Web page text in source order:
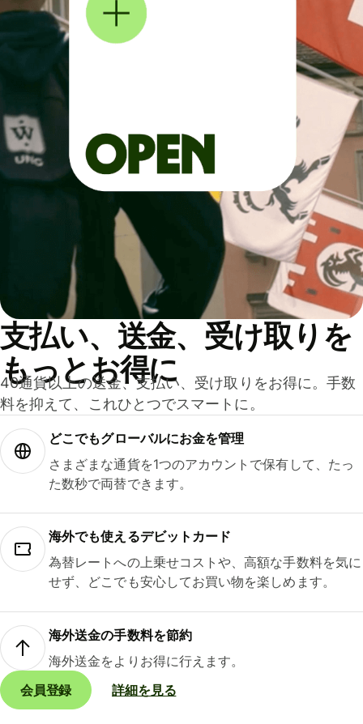
支払い、送金、受け取りを
もっとお得に
40通貨以上の送金、支払い、受け取りをお得に。手数
料を抑えて、これひとつでスマートに。
どこでもグ⁠ロ⁠ー⁠バ⁠ルにお金を管理
さまざまな通貨を1つのアカウントで保有して、たっ
た数秒で両替できます。
海外でも使えるデビットカード
為替レートへの上乗せコストや、高額な手数料を気に
せず、どこでも安心してお買い物を楽しめます。
海外送金の手数料を節約
海外送金をよりお得に行えます。
会員登録
詳細を見る